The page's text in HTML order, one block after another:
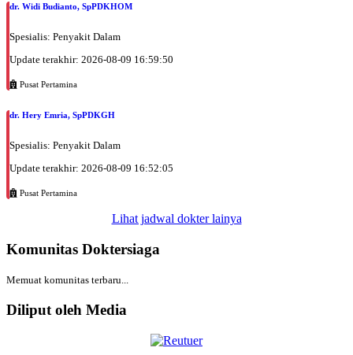
dr. Widi Budianto, SpPDKHOM
Spesialis: Penyakit Dalam
Update terakhir: 2026-08-09 16:59:50
Pusat Pertamina
dr. Hery Emria, SpPDKGH
Spesialis: Penyakit Dalam
Update terakhir: 2026-08-09 16:52:05
Pusat Pertamina
Lihat jadwal dokter lainya
Komunitas Doktersiaga
Memuat komunitas terbaru...
Diliput oleh Media